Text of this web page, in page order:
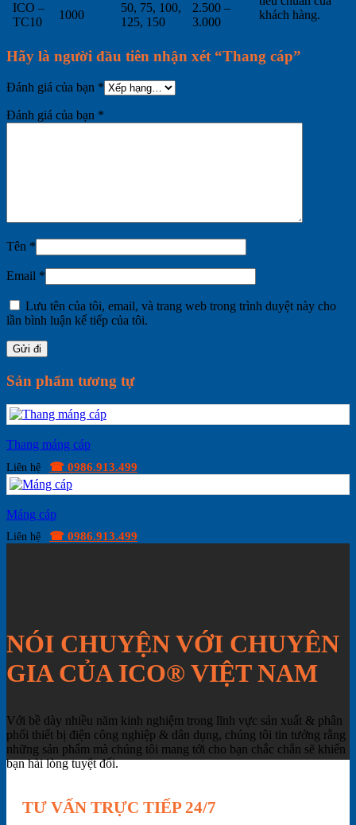
khách hàng.
ICO –
TC10
1000
50, 75, 100,
125, 150
2.500 –
3.000
Hãy là người đầu tiên nhận xét “Thang cáp”
Đánh giá của bạn *
Đánh giá của bạn *
Tên *
Email *
Lưu tên của tôi, email, và trang web trong trình duyệt này cho
lần bình luận kế tiếp của tôi.
Sản phẩm tương tự
Thang máng cáp
Liên hệ ☎ 0986.913.499
Máng cáp
Liên hệ ☎ 0986.913.499
NÓI CHUYỆN VỚI CHUYÊN
GIA CỦA ICO® VIỆT NAM
Với bề dày nhiều năm kinh nghiệm trong lĩnh vực sản xuất & phân
phối thiết bị điện công nghiệp & dân dụng, chúng tôi tin tưởng rằng
những sản phẩm mà chúng tôi mang tới cho bạn chắc chắn sẽ khiến
bạn hài lòng tuyệt đối.
TƯ VẤN TRỰC TIẾP 24/7